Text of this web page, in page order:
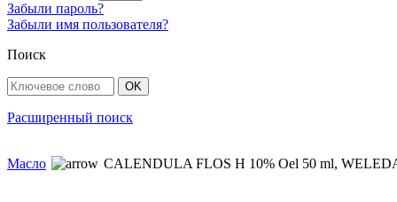
Забыли пароль?
Забыли имя пользователя?
Поиск
Расширенный поиск
Масло CALENDULA FLOS H 10% Oel 50 ml,